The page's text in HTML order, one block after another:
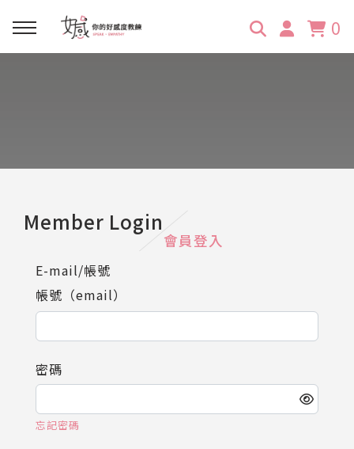
0
線上課程
嚴選商品
活動報名
它站開課
推薦工具
合作邀約
品牌顧問
主持服務
公眾表達影響力
創意活動企劃力
零秒好感溝通術
服務體驗設計課
維琪簡介
學員推薦
客戶好評
媒體報導
維體驗Unique
維觀點Vision
Member Login
會員登入
E-mail/帳號
帳號（email）
密碼
忘記密碼